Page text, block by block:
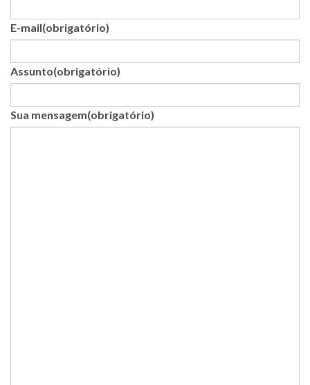
E-mail(obrigatório)
Assunto(obrigatório)
Sua mensagem(obrigatório)